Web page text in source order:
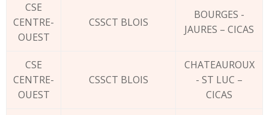
CSE
CENTRE-
OUEST
CSSCT BLOIS
BOURGES -
JAURES – CICAS
CSE
CENTRE-
OUEST
CSSCT BLOIS
CHATEAUROUX
- ST LUC –
CICAS